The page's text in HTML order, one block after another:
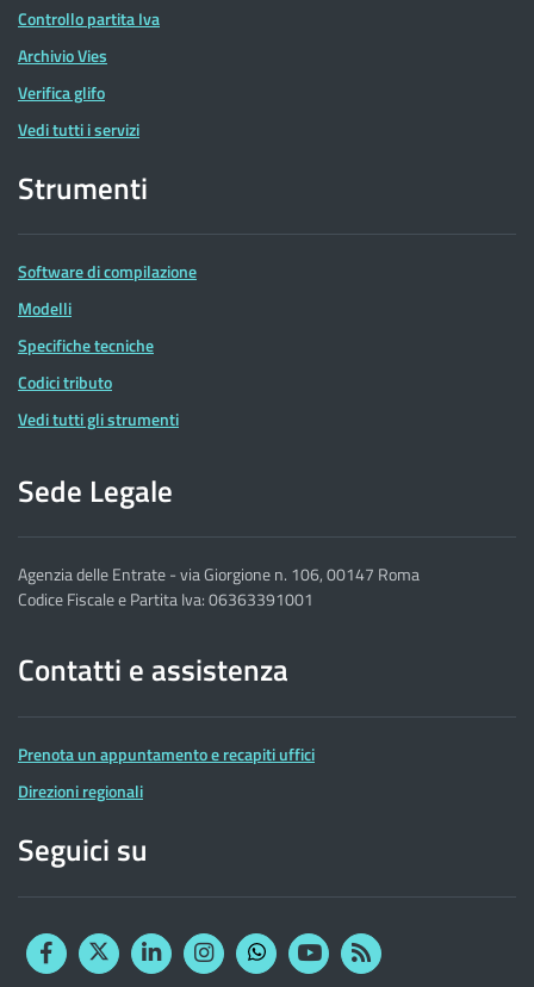
Controllo partita Iva
Archivio Vies
Verifica glifo
Vedi tutti i servizi
Strumenti
Software di compilazione
Modelli
Specifiche tecniche
Codici tributo
Vedi tutti gli strumenti
Sede Legale
Agenzia delle Entrate - via Giorgione n. 106, 00147 Roma
Codice Fiscale e Partita Iva: 06363391001
Contatti e assistenza
Prenota un appuntamento e recapiti uffici
Direzioni regionali
Seguici su
FacebookTwitterLinkedinInstagram
YouTubeRSS